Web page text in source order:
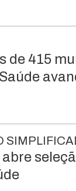
de 415